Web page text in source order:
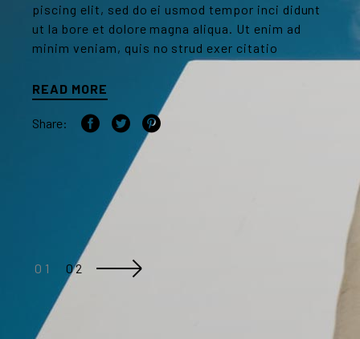
piscing elit, sed do ei usmod tempor inci didunt
ut la bore et dolore magna aliqua. Ut enim ad
minim veniam, quis no strud exer citatio
READ MORE
Share:
POSTS
PAGINATION
01 02